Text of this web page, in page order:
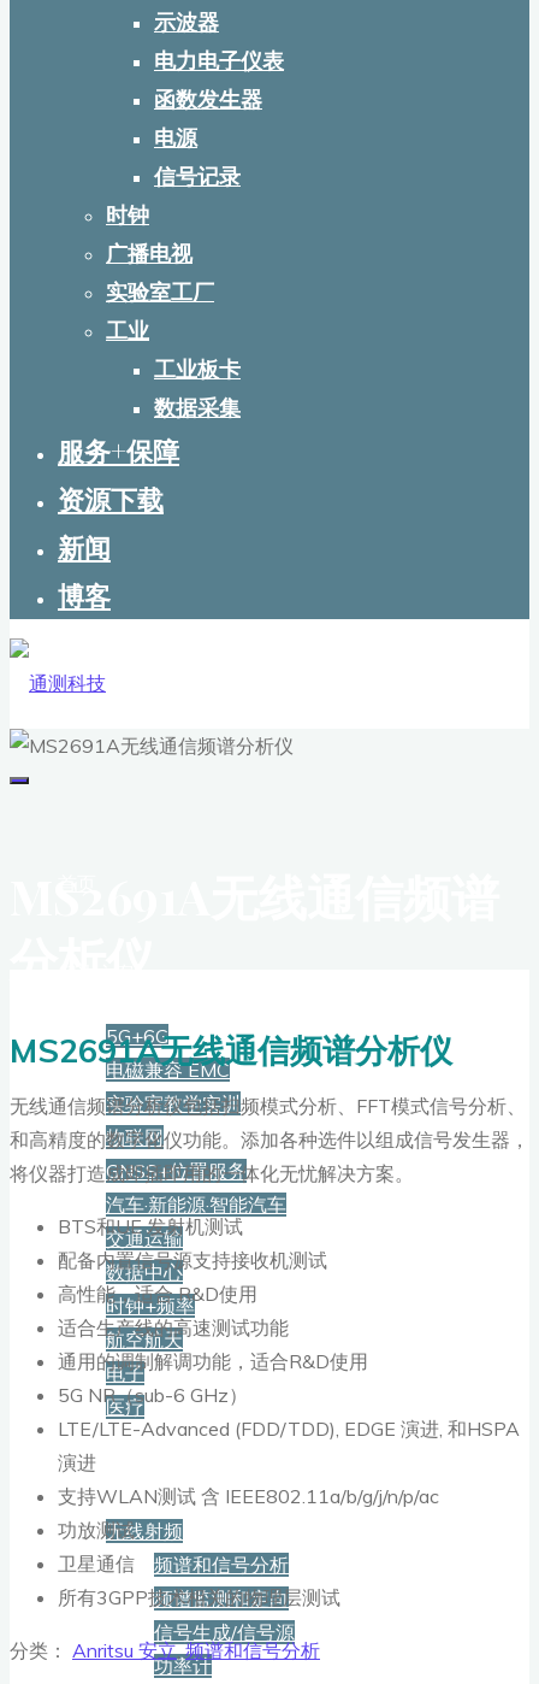
示波器
电力电子仪表
函数发生器
电源
信号记录
时钟
广播电视
实验室工厂
工业
工业板卡
数据采集
服务+保障
资源下载
新闻
博客
5G+6G
电磁兼容 EMC
实验室教学实训
物联网
GNSS+位置服务
汽车·新能源·智能汽车
交通运输
数据中心
时钟+频率
航空航天
电子
医疗
产品
无线射频
频谱和信号分析
频谱监测和定向
信号生成/信号源
功率计
MS2691A无线通信频谱分析仪
无线通信频谱分析仪包括扫频模式分析、FFT模式信号分析、
和高精度的数字化仪功能。添加各种选件以组成信号发生器，
将仪器打造成即插即用的一体化无忧解决方案。
BTS和UE 发射机测试
配备内置信号源支持接收机测试
高性能，适合 R&D使用
适合生产线的高速测试功能
通用的调制解调功能，适合R&D使用
5G NR（sub-6 GHz）
LTE/LTE-Advanced (FDD/TDD), EDGE 演进, 和HSPA
演进
支持WLAN测试 含 IEEE802.11a/b/g/j/n/p/ac
功放测试
卫星通信
所有3GPP技术相关的物理层测试
分类： Anritsu 安立,频谱和信号分析